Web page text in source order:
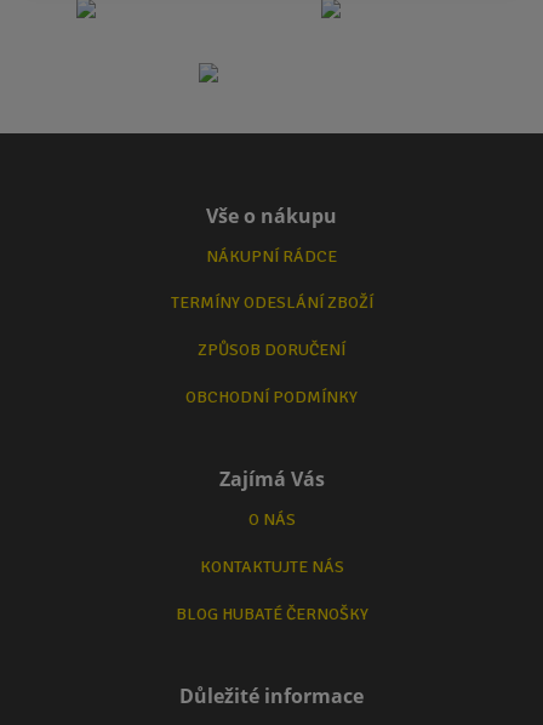
Vše o nákupu
NÁKUPNÍ RÁDCE
TERMÍNY ODESLÁNÍ ZBOŽÍ
ZPŮSOB DORUČENÍ
OBCHODNÍ PODMÍNKY
Zajímá Vás
O NÁS
KONTAKTUJTE NÁS
BLOG HUBATÉ ČERNOŠKY
Důležité informace